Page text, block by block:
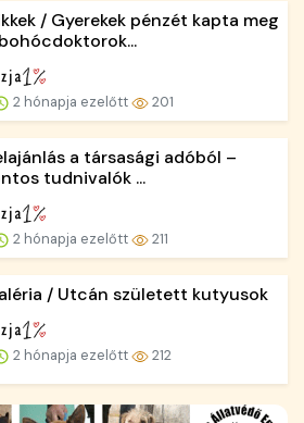
/ Gyerekek pénzét kapta meg
2 hónapja ezelőtt 201
a társasági adóból –
tudnivalók ...
2 hónapja ezelőtt 211
/ Utcán született kutyusok
2 hónapja ezelőtt 212